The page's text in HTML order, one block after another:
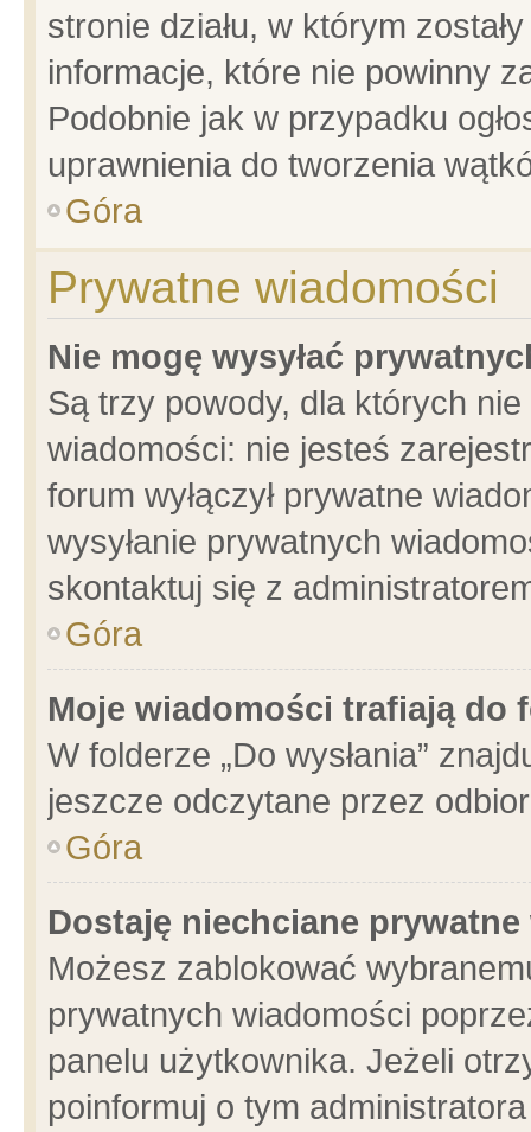
stronie działu, w którym
informacje, które nie powinny
Podobnie jak w przypadku
uprawnienia do tworzenia
Góra
Prywatne wiadomości
Nie mogę wysyłać
Są trzy powody, dla których
wiadomości: nie jesteś
forum wyłączył prywatne
wysyłanie prywatnych
skontaktuj się z
Góra
Moje wiadomości trafiają do
W folderze „Do wysłania”
jeszcze odczytane przez
Góra
Dostaję niechciane
Możesz zablokować
prywatnych wiadomości
panelu użytkownika. Jeżeli
poinformuj o tym